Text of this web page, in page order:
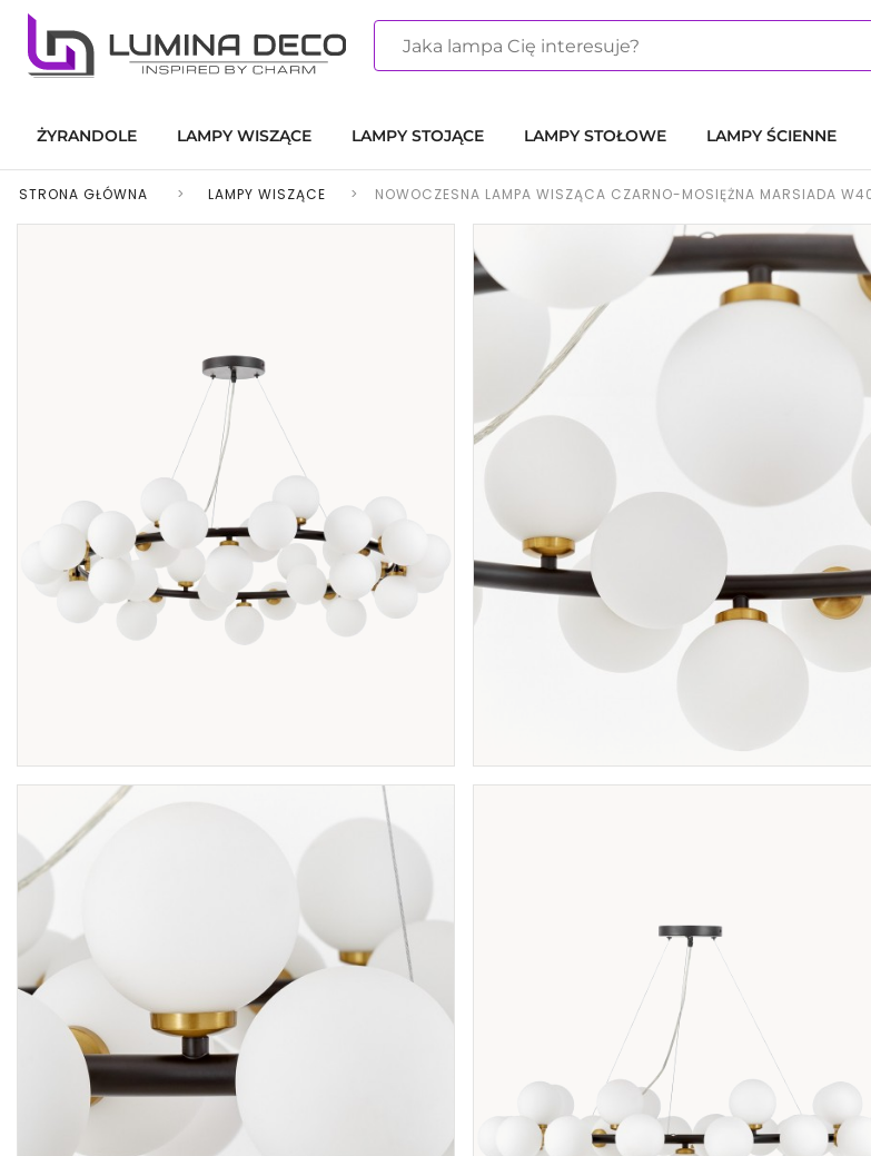
ŻYRANDOLE LAMPY WISZĄCE LAMPY STOJĄCE LAMPY STOŁOWE LAMPY ŚCIENNE
STRONA GŁÓWNA > LAMPY WISZĄCE > NOWOCZESNA LAMPA WISZĄCA CZARNO-MOSIĘŻNA MARSIADA